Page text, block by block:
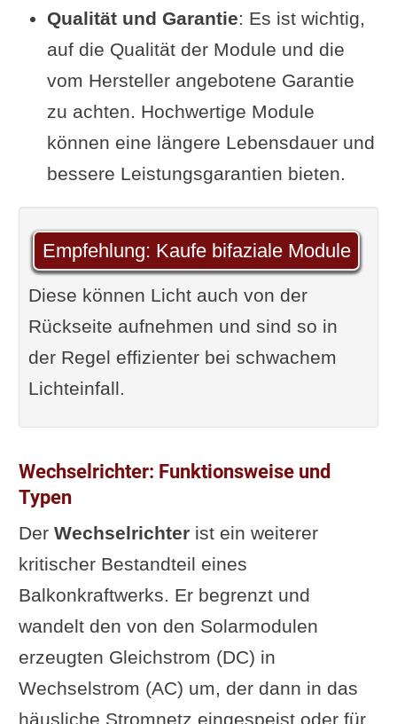
Qualität und Garantie: Es ist wichtig,
auf die Qualität der Module und die
vom Hersteller angebotene Garantie
zu achten. Hochwertige Module
können eine längere Lebensdauer und
bessere Leistungsgarantien bieten.
Empfehlung: Kaufe bifaziale Module
Diese können Licht auch von der
Rückseite aufnehmen und sind so in
der Regel effizienter bei schwachem
Lichteinfall.
Wechselrichter: Funktionsweise und
Typen
Der Wechselrichterist ein weiterer
kritischer Bestandteil eines
Balkonkraftwerks. Er begrenzt und
wandelt den von den Solarmodulen
erzeugten Gleichstrom (DC) in
Wechselstrom (AC) um, der dann in das
häusliche Stromnetz eingespeist oder für